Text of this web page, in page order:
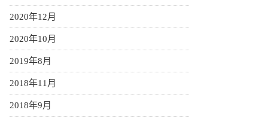
2020年12月
2020年10月
2019年8月
2018年11月
2018年9月